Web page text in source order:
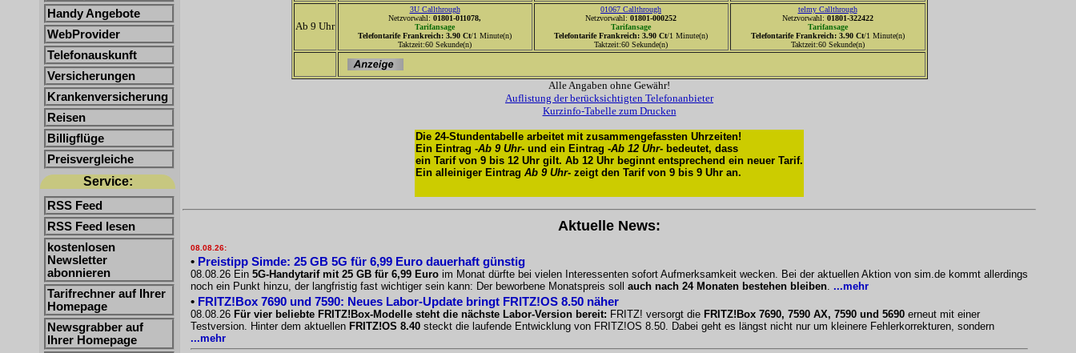
Handy Angebote
WebProvider
Telefonauskunft
Versicherungen
Krankenversicherung
Reisen
Billigflüge
Preisvergleiche
Service:
RSS Feed
RSS Feed lesen
kostenlosen
Newsletter
abonnieren
Tarifrechner auf Ihrer
Homepage
Newsgrabber auf
Ihrer Homepage
Ab 9 Uhr
3U Callthrough
Netzvorwahl: 01801-011078,
Tarifansage
Telefontarife Frankreich: 3.90 Ct/1 Minute(n)
Taktzeit:60 Sekunde(n)
01067 Callthrough
Netzvorwahl: 01801-000252
Tarifansage
Telefontarife Frankreich: 3.90 Ct/1 Minute(n)
Taktzeit:60 Sekunde(n)
telmy Callthrough
Netzvorwahl: 01801-322422
Tarifansage
Telefontarife Frankreich: 3.90 Ct/1 Minute(n)
Taktzeit:60 Sekunde(n)
Alle Angaben ohne Gewähr!
Auflistung der berücksichtigten Telefonanbieter
Kurzinfo-Tabelle zum Drucken
Die 24-Stundentabelle arbeitet mit zusammengefassten Uhrzeiten!
Ein Eintrag -Ab 9 Uhr- und ein Eintrag -Ab 12 Uhr- bedeutet, dass
ein Tarif von 9 bis 12 Uhr gilt. Ab 12 Uhr beginnt entsprechend ein neuer Tarif.
Ein alleiniger Eintrag Ab 9 Uhr- zeigt den Tarif von 9 bis 9 Uhr an.
Aktuelle News:
08.08.26:
• Preistipp Simde: 25 GB 5G für 6,99 Euro dauerhaft günstig
08.08.26 Ein 5G-Handytarif mit 25 GB für 6,99 Euro im Monat dürfte bei vielen Interessenten sofort Aufmerksamkeit wecken. Bei der aktuellen Aktion von sim.de kommt allerdings
noch ein Punkt hinzu, der langfristig fast wichtiger sein kann: Der beworbene Monatspreis soll auch nach 24 Monaten bestehen bleiben. ...mehr
• FRITZ!Box 7690 und 7590: Neues Labor-Update bringt FRITZ!OS 8.50 näher
08.08.26 Für vier beliebte FRITZ!Box-Modelle steht die nächste Labor-Version bereit: FRITZ! versorgt die FRITZ!Box 7690, 7590 AX, 7590 und 5690 erneut mit einer
Testversion. Hinter dem aktuellen FRITZ!OS 8.40 steckt die laufende Entwicklung von FRITZ!OS 8.50. Dabei geht es längst nicht nur um kleinere Fehlerkorrekturen, sondern
...mehr